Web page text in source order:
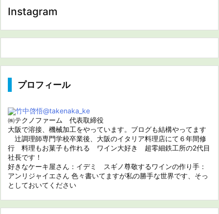
Instagram
プロフィール
竹中啓悟@takenaka_ke
㈱テクノファーム 代表取締役
大阪で溶接、機械加工をやっています。ブログも結構やってます
辻調理師専門学校卒業後、大阪のイタリア料理店にて６年間修
行 料理もお菓子も作れる ワイン大好き 超零細鉄工所の2代目
社長です！
好きなケーキ屋さん：イデミ スギノ尊敬するワインの作り手：
アンリジャイエさん 色々書いてますが私の勝手な世界です、そっ
としておいてください